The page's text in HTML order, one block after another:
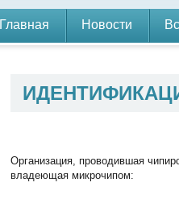
Главная Новости
Организация, проводившая
владеющая микрочипом: